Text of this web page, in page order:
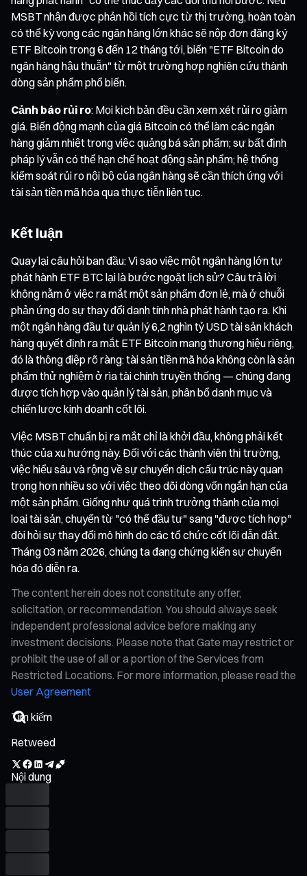
MSBT nhận được phản hồi tích cực từ thị trường, hoàn toàn
có thể kỳ vọng các ngân hàng lớn khác sẽ nộp đơn đăng ký
ETF Bitcoin trong 6 đến 12 tháng tới, biến "ETF Bitcoin do
ngân hàng hậu thuẫn" từ một trường hợp nghiên cứu thành
dòng sản phẩm phổ biến.
Cảnh báo rủi ro: Mọi kịch bản đều cần xem xét rủi ro giảm
giá. Biến động mạnh của giá Bitcoin có thể làm các ngân
hàng giảm nhiệt trong việc quảng bá sản phẩm; sự bất định
pháp lý vẫn có thể hạn chế hoạt động sản phẩm; hệ thống
kiểm soát rủi ro nội bộ của ngân hàng sẽ cần thích ứng với
tài sản tiền mã hóa qua thực tiễn liên tục.
Kết luận
Quay lại câu hỏi ban đầu: Vì sao việc một ngân hàng lớn tự
phát hành ETF BTC lại là bước ngoặt lịch sử? Câu trả lời
không nằm ở việc ra mắt một sản phẩm đơn lẻ, mà ở chuỗi
phản ứng do sự thay đổi danh tính nhà phát hành tạo ra. Khi
một ngân hàng đầu tư quản lý 6,2 nghìn tỷ USD tài sản khách
hàng quyết định ra mắt ETF Bitcoin mang thương hiệu riêng,
đó là thông điệp rõ ràng: tài sản tiền mã hóa không còn là sản
phẩm thử nghiệm ở rìa tài chính truyền thống — chúng đang
được tích hợp vào quản lý tài sản, phân bổ danh mục và
chiến lược kinh doanh cốt lõi.
Việc MSBT chuẩn bị ra mắt chỉ là khởi đầu, không phải kết
thúc của xu hướng này. Đối với các thành viên thị trường,
việc hiểu sâu và rộng về sự chuyển dịch cấu trúc này quan
trọng hơn nhiều so với việc theo dõi dòng vốn ngắn hạn của
một sản phẩm. Giống như quá trình trưởng thành của mọi
loại tài sản, chuyển từ "có thể đầu tư" sang "được tích hợp"
đòi hỏi sự thay đổi mô hình do các tổ chức cốt lõi dẫn dắt.
Tháng 03 năm 2026, chúng ta đang chứng kiến sự chuyển
hóa đó diễn ra.
The content herein does not constitute any offer,
solicitation, or recommendation. You should always seek
independent professional advice before making any
investment decisions. Please note that Gate may restrict or
prohibit the use of all or a portion of the Services from
Restricted Locations. For more information, please read the
User Agreement
Retweed
Nội dung